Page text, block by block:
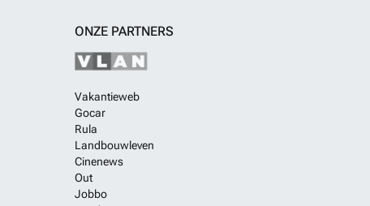
ONZE PARTNERS
Vakantieweb
Gocar
Rula
Landbouwleven
Cinenews
Out
Jobbo